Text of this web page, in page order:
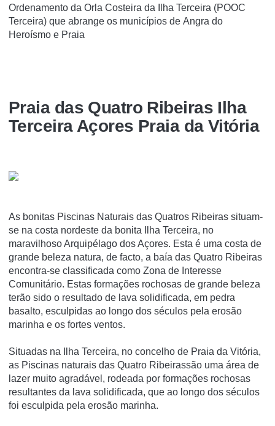
Ordenamento da Orla Costeira da Ilha Terceira (POOC
Terceira) que abrange os municípios de Angra do
Heroísmo e Praia
Praia das Quatro Ribeiras Ilha
Terceira Açores Praia da Vitória
As bonitas Piscinas Naturais das Quatros Ribeiras situam-
se na costa nordeste da bonita Ilha Terceira, no
maravilhoso Arquipélago dos Açores. Esta é uma costa de
grande beleza natura, de facto, a baía das Quatro Ribeiras
encontra-se classificada como Zona de Interesse
Comunitário. Estas formações rochosas de grande beleza
terão sido o resultado de lava solidificada, em pedra
basalto, esculpidas ao longo dos séculos pela erosão
marinha e os fortes ventos.
Situadas na Ilha Terceira, no concelho de Praia da Vitória,
as Piscinas naturais das Quatro Ribeirassão uma área de
lazer muito agradável, rodeada por formações rochosas
resultantes da lava solidificada, que ao longo dos séculos
foi esculpida pela erosão marinha.